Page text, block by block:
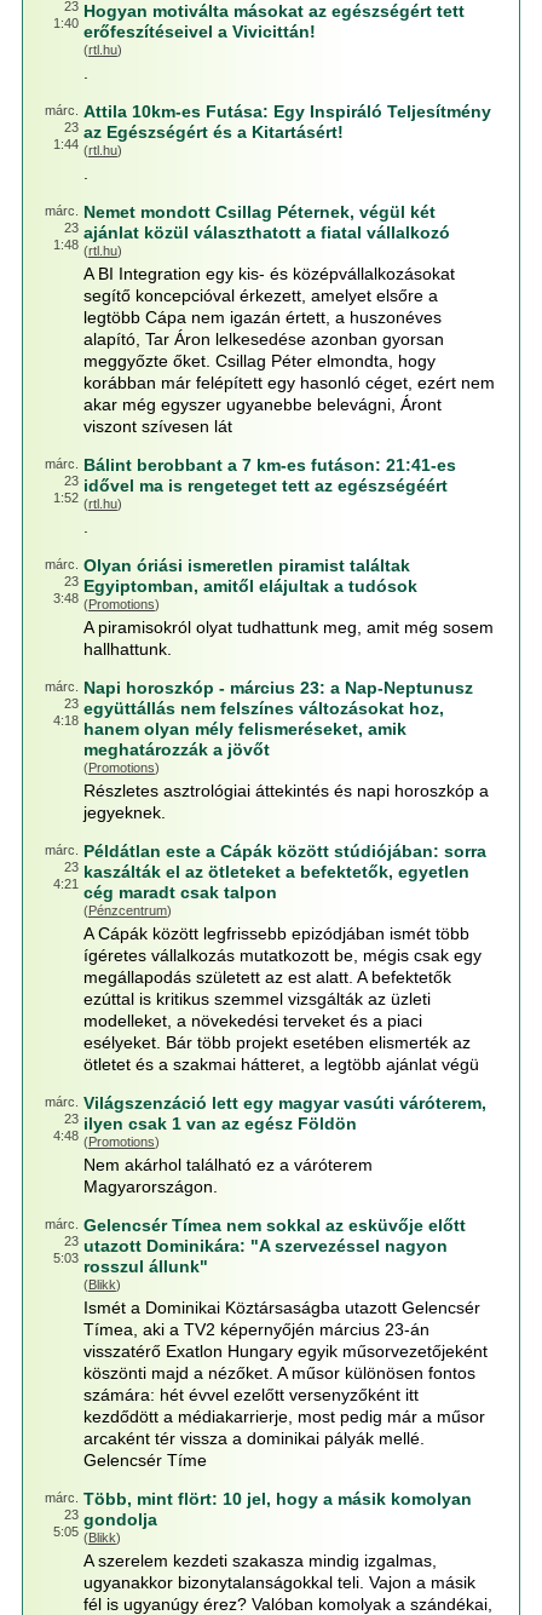
23
1:40
Hogyan motiválta másokat az egészségért tett
erőfeszítéseivel a Vivicittán!
(rtl.hu)
márc.
23
1:44
Attila 10km-es Futása: Egy Inspiráló Teljesítmény
az Egészségért és a Kitartásért!
(rtl.hu)
márc.
23
1:48
Nemet mondott Csillag Péternek, végül két
ajánlat közül választhatott a fiatal vállalkozó
(rtl.hu)
A BI Integration egy kis- és középvállalkozásokat
segítő koncepcióval érkezett, amelyet elsőre a
legtöbb Cápa nem igazán értett, a huszonéves
alapító, Tar Áron lelkesedése azonban gyorsan
meggyőzte őket. Csillag Péter elmondta, hogy
korábban már felépített egy hasonló céget, ezért nem
akar még egyszer ugyanebbe belevágni, Áront
viszont szívesen lát
márc.
23
1:52
Bálint berobbant a 7 km-es futáson: 21:41-es
idővel ma is rengeteget tett az egészségéért
(rtl.hu)
márc.
23
3:48
Olyan óriási ismeretlen piramist találtak
Egyiptomban, amitől elájultak a tudósok
(Promotions)
A piramisokról olyat tudhattunk meg, amit még sosem
hallhattunk.
márc.
23
4:18
Napi horoszkóp - március 23: a Nap-Neptunusz
együttállás nem felszínes változásokat hoz,
hanem olyan mély felismeréseket, amik
meghatározzák a jövőt
(Promotions)
Részletes asztrológiai áttekintés és napi horoszkóp a
jegyeknek.
márc.
23
4:21
Példátlan este a Cápák között stúdiójában: sorra
kaszálták el az ötleteket a befektetők, egyetlen
cég maradt csak talpon
(Pénzcentrum)
A Cápák között legfrissebb epizódjában ismét több
ígéretes vállalkozás mutatkozott be, mégis csak egy
megállapodás született az est alatt. A befektetők
ezúttal is kritikus szemmel vizsgálták az üzleti
modelleket, a növekedési terveket és a piaci
esélyeket. Bár több projekt esetében elismerték az
ötletet és a szakmai hátteret, a legtöbb ajánlat végü
márc.
23
4:48
Világszenzáció lett egy magyar vasúti váróterem,
ilyen csak 1 van az egész Földön
(Promotions)
Nem akárhol található ez a váróterem
Magyarországon.
márc.
23
5:03
Gelencsér Tímea nem sokkal az esküvője előtt
utazott Dominikára: "A szervezéssel nagyon
rosszul állunk"
(Blikk)
Ismét a Dominikai Köztársaságba utazott Gelencsér
Tímea, aki a TV2 képernyőjén március 23-án
visszatérő Exatlon Hungary egyik műsorvezetőjeként
köszönti majd a nézőket. A műsor különösen fontos
számára: hét évvel ezelőtt versenyzőként itt
kezdődött a médiakarrierje, most pedig már a műsor
arcaként tér vissza a dominikai pályák mellé.
Gelencsér Tíme
márc.
23
5:05
Több, mint flört: 10 jel, hogy a másik komolyan
gondolja
(Blikk)
A szerelem kezdeti szakasza mindig izgalmas,
ugyanakkor bizonytalanságokkal teli. Vajon a másik
fél is ugyanúgy érez? Valóban komolyak a szándékai,